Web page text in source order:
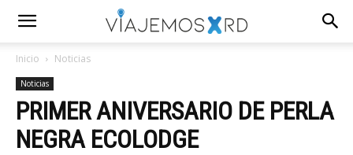
Inicio Noticias
Noticias
PRIMER ANIVERSARIO DE PERLA
NEGRA ECOLODGE